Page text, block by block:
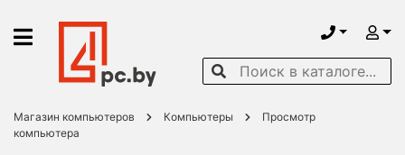
Магазин компьютеров Компьютеры
Просмотр
компьютера